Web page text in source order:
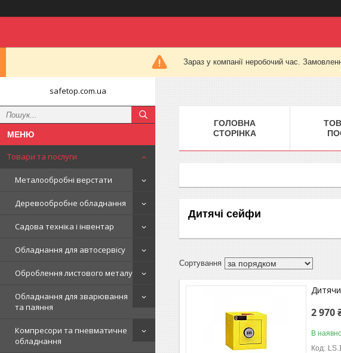
Зараз у компанії неробочий час.
safetop.com.ua
Товари та послуги
Металообробні верстати
Деревообробне обладнання
Садова техніка і інвентар
Обладнання для автосервісу
Оброблення листового металу
Обладнання для зварювання
та паяння
Компресори та пневматичне
обладнання
ГОЛОВНА
СТОРІНКА
Дитячі сейфи
2 970
В